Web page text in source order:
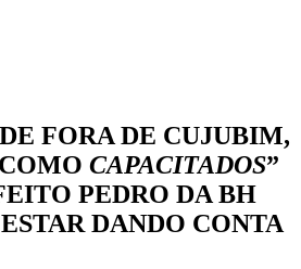
FORA DE CUJUBIM,
CAPACITADOS”
PEDRO DA BH
DANDO CONTA